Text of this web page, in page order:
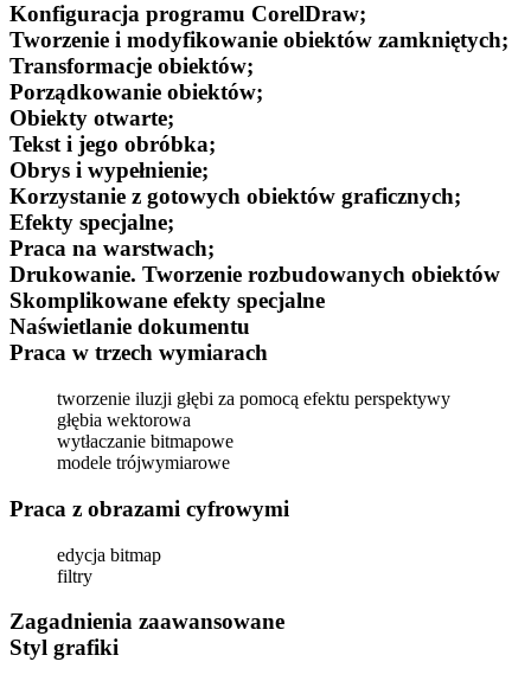
Konfiguracja programu CorelDraw;
Tworzenie i modyfikowanie obiektów zamkniętych;
Transformacje obiektów;
Porządkowanie obiektów;
Obiekty otwarte;
Tekst i jego obróbka;
Obrys i wypełnienie;
Korzystanie z gotowych obiektów graficznych;
Efekty specjalne;
Praca na warstwach;
Drukowanie. Tworzenie rozbudowanych obiektów
Skomplikowane efekty specjalne
Naświetlanie dokumentu
Praca w trzech wymiarach
tworzenie iluzji głębi za pomocą efektu perspektywy
głębia wektorowa
wytłaczanie bitmapowe
modele trójwymiarowe
Praca z obrazami cyfrowymi
edycja bitmap
filtry
Zagadnienia zaawansowane
Styl grafiki